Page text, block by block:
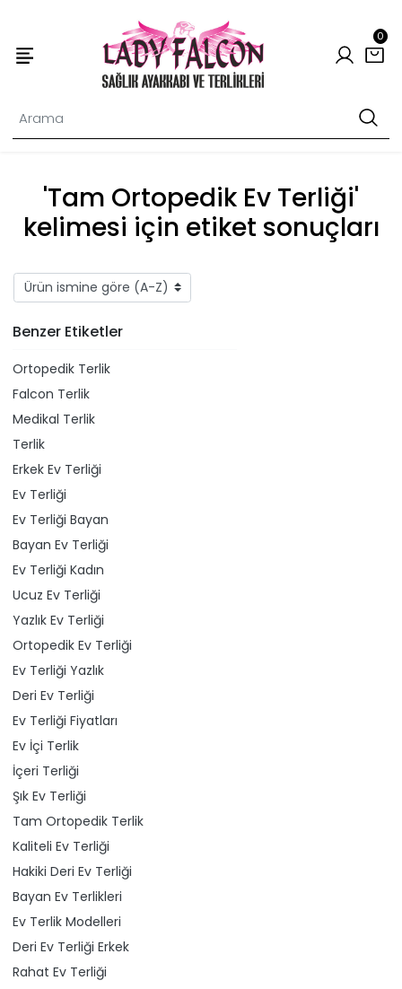
0
'Tam Ortopedik Ev Terliği'
kelimesi için etiket sonuçları
Benzer Etiketler
Ortopedik Terlik
Falcon Terlik
Medikal Terlik
Terlik
Erkek Ev Terliği
Ev Terliği
Ev Terliği Bayan
Bayan Ev Terliği
Ev Terliği Kadın
Ucuz Ev Terliği
Yazlık Ev Terliği
Ortopedik Ev Terliği
Ev Terliği Yazlık
Deri Ev Terliği
Ev Terliği Fiyatları
Ev İçi Terlik
İçeri Terliği
Şık Ev Terliği
Tam Ortopedik Terlik
Kaliteli Ev Terliği
Hakiki Deri Ev Terliği
Bayan Ev Terlikleri
Ev Terlik Modelleri
Deri Ev Terliği Erkek
Rahat Ev Terliği